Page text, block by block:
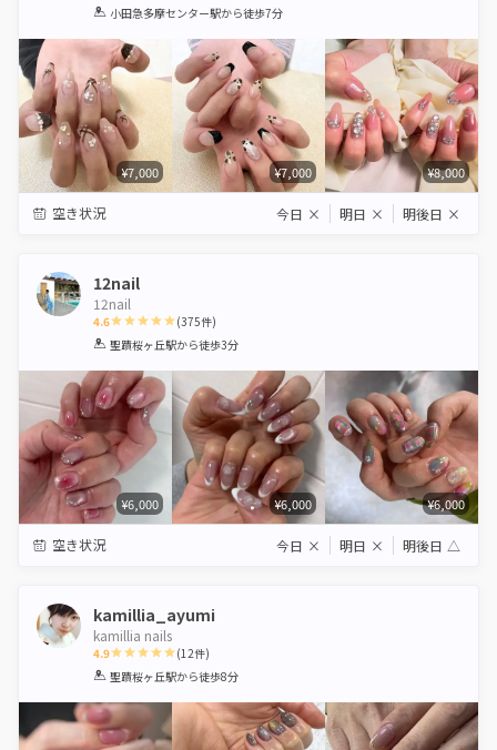
1 2 3 4 5
小田急多摩センター駅から徒歩7分
¥7,000 ¥7,000 ¥8,000
空き状況 今日 × 明日 × 明後日 ×
12nail
12nail
4.6
1 2 3 4 5
(375件)
聖蹟桜ヶ丘駅から徒歩3分
¥6,000 ¥6,000 ¥6,000
空き状況 今日 × 明日 × 明後日 △
kamillia_ayumi
kamillia nails
4.9
1 2 3 4 5
(12件)
聖蹟桜ヶ丘駅から徒歩8分